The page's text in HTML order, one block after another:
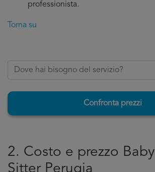
professionista.
Torna su
Confronta prezzi
2. Costo e prezzo Baby
Sitter Perugia